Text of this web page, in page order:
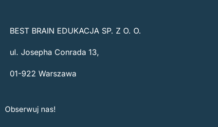
BEST BRAIN EDUKACJA SP. Z O. O.
ul. Josepha Conrada 13,
01-922 Warszawa
Obserwuj nas!